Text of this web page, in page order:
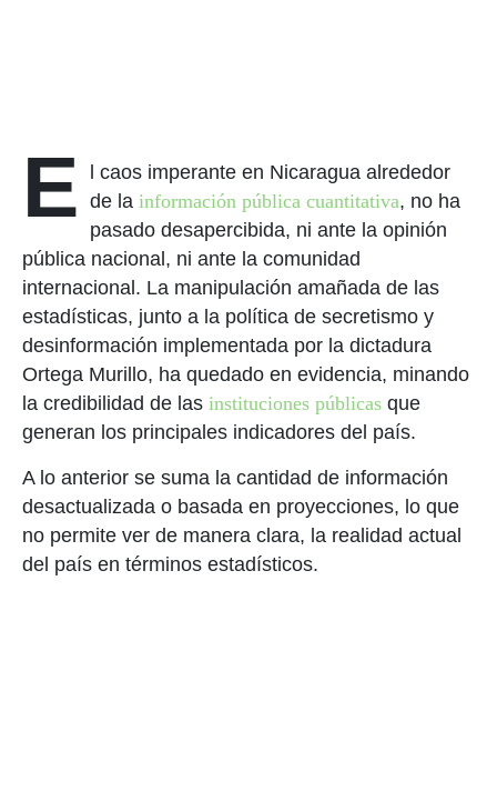
E
l caos imperante en Nicaragua alrededor
de la información pública cuantitativa, no ha
pasado desapercibida, ni ante la opinión
pública nacional, ni ante la comunidad
internacional. La manipulación amañada de las
estadísticas, junto a la política de secretismo y
desinformación implementada por la dictadura
Ortega Murillo, ha quedado en evidencia, minando
la credibilidad de las instituciones públicas que
generan los principales indicadores del país.
A lo anterior se suma la cantidad de información
desactualizada o basada en proyecciones, lo que
no permite ver de manera clara, la realidad actual
del país en términos estadísticos.